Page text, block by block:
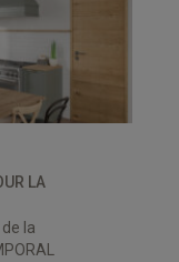
LA
la